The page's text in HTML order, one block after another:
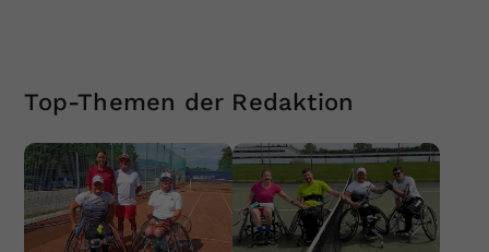
Top-Themen der Redaktion